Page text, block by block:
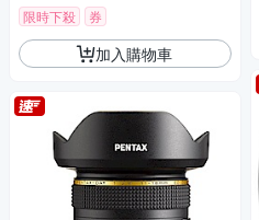
限時下殺 券
加入購物車